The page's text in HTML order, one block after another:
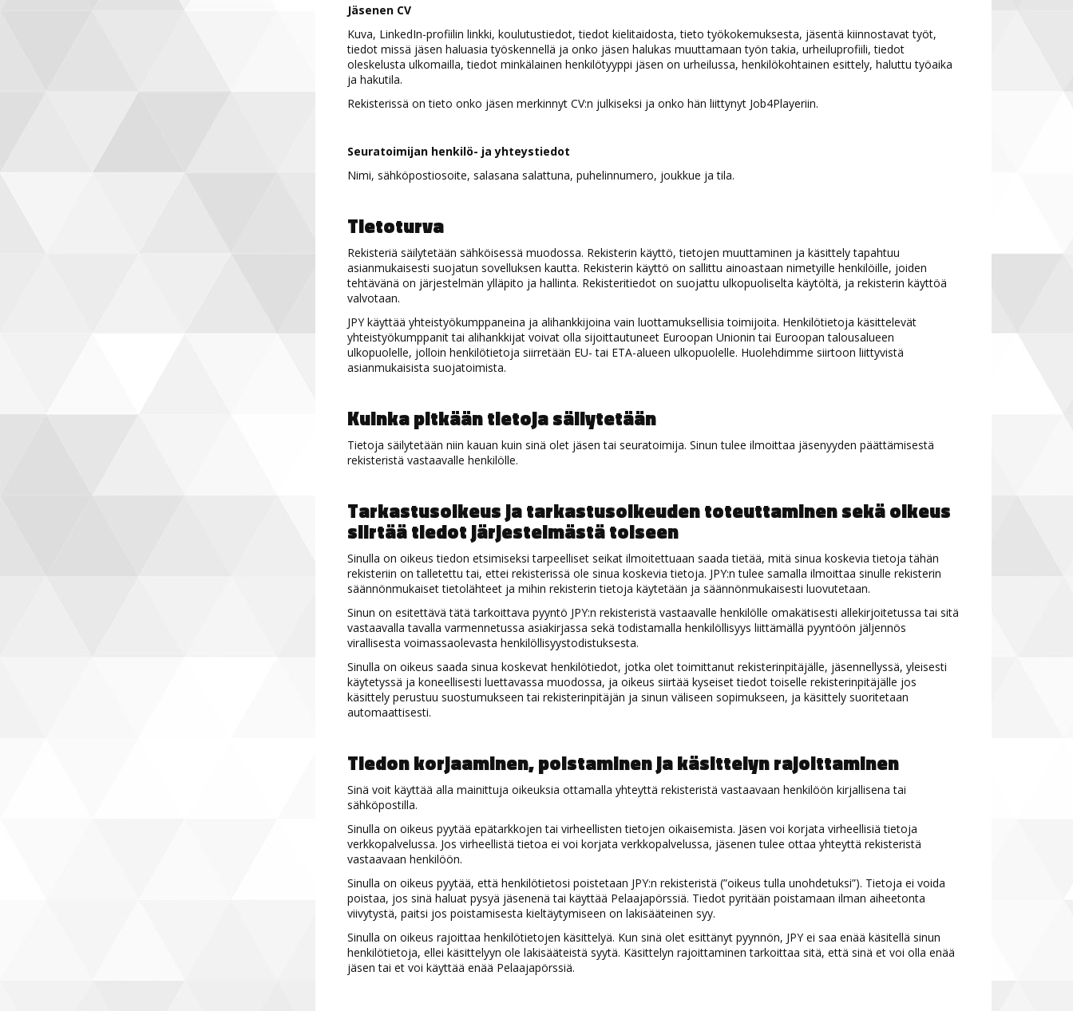
Jäsenen CV
Kuva, LinkedIn-profiilin linkki, koulutustiedot, tiedot kielitaidosta, tieto työkokemuksesta, jäsentä kiinnostavat työt,
tiedot missä jäsen haluasia työskennellä ja onko jäsen halukas muuttamaan työn takia, urheiluprofiili, tiedot
oleskelusta ulkomailla, tiedot minkälainen henkilötyyppi jäsen on urheilussa, henkilökohtainen esittely, haluttu työaika
ja hakutila.
Rekisterissä on tieto onko jäsen merkinnyt CV:n julkiseksi ja onko hän liittynyt Job4Playeriin.
Seuratoimijan henkilö- ja yhteystiedot
Nimi, sähköpostiosoite, salasana salattuna, puhelinnumero, joukkue ja tila.
Tietoturva
Rekisteriä säilytetään sähköisessä muodossa. Rekisterin käyttö, tietojen muuttaminen ja käsittely tapahtuu
asianmukaisesti suojatun sovelluksen kautta. Rekisterin käyttö on sallittu ainoastaan nimetyille henkilöille, joiden
tehtävänä on järjestelmän ylläpito ja hallinta. Rekisteritiedot on suojattu ulkopuoliselta käytöltä, ja rekisterin käyttöä
valvotaan.
JPY käyttää yhteistyökumppaneina ja alihankkijoina vain luottamuksellisia toimijoita. Henkilötietoja käsittelevät
yhteistyökumppanit tai alihankkijat voivat olla sijoittautuneet Euroopan Unionin tai Euroopan talousalueen
ulkopuolelle, jolloin henkilötietoja siirretään EU- tai ETA-alueen ulkopuolelle. Huolehdimme siirtoon liittyvistä
asianmukaisista suojatoimista.
Kuinka pitkään tietoja säilytetään
Tietoja säilytetään niin kauan kuin sinä olet jäsen tai seuratoimija. Sinun tulee ilmoittaa jäsenyyden päättämisestä
rekisteristä vastaavalle henkilölle.
Tarkastusoikeus ja tarkastusoikeuden toteuttaminen sekä oikeus
siirtää tiedot järjestelmästä toiseen
Sinulla on oikeus tiedon etsimiseksi tarpeelliset seikat ilmoitettuaan saada tietää, mitä sinua koskevia tietoja tähän
rekisteriin on talletettu tai, ettei rekisterissä ole sinua koskevia tietoja. JPY:n tulee samalla ilmoittaa sinulle rekisterin
säännönmukaiset tietolähteet ja mihin rekisterin tietoja käytetään ja säännönmukaisesti luovutetaan.
Sinun on esitettävä tätä tarkoittava pyyntö JPY:n rekisteristä vastaavalle henkilölle omakätisesti allekirjoitetussa tai sitä
vastaavalla tavalla varmennetussa asiakirjassa sekä todistamalla henkilöllisyys liittämällä pyyntöön jäljennös
virallisesta voimassaolevasta henkilöllisyystodistuksesta.
Sinulla on oikeus saada sinua koskevat henkilötiedot, jotka olet toimittanut rekisterinpitäjälle, jäsennellyssä, yleisesti
käytetyssä ja koneellisesti luettavassa muodossa, ja oikeus siirtää kyseiset tiedot toiselle rekisterinpitäjälle jos
käsittely perustuu suostumukseen tai rekisterinpitäjän ja sinun väliseen sopimukseen, ja käsittely suoritetaan
automaattisesti.
Tiedon korjaaminen, poistaminen ja käsittelyn rajoittaminen
Sinä voit käyttää alla mainittuja oikeuksia ottamalla yhteyttä rekisteristä vastaavaan henkilöön kirjallisena tai
sähköpostilla.
Sinulla on oikeus pyytää epätarkkojen tai virheellisten tietojen oikaisemista. Jäsen voi korjata virheellisiä tietoja
verkkopalvelussa. Jos virheellistä tietoa ei voi korjata verkkopalvelussa, jäsenen tulee ottaa yhteyttä rekisteristä
vastaavaan henkilöön.
Sinulla on oikeus pyytää, että henkilötietosi poistetaan JPY:n rekisteristä (”oikeus tulla unohdetuksi”). Tietoja ei voida
poistaa, jos sinä haluat pysyä jäsenenä tai käyttää Pelaajapörssiä. Tiedot pyritään poistamaan ilman aiheetonta
viivytystä, paitsi jos poistamisesta kieltäytymiseen on lakisääteinen syy.
Sinulla on oikeus rajoittaa henkilötietojen käsittelyä. Kun sinä olet esittänyt pyynnön, JPY ei saa enää käsitellä sinun
henkilötietoja, ellei käsittelyyn ole lakisääteistä syytä. Käsittelyn rajoittaminen tarkoittaa sitä, että sinä et voi olla enää
jäsen tai et voi käyttää enää Pelaajapörssiä.